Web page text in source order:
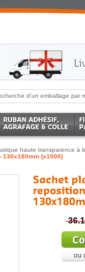
haute transparence à
(x1000)